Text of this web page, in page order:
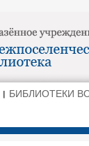
БИБЛИОТЕКИ